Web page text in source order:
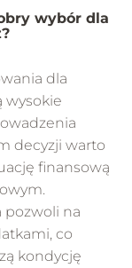
wybór dla
dla
wysokie
decyzji warto
finansową
na
co
kondycję